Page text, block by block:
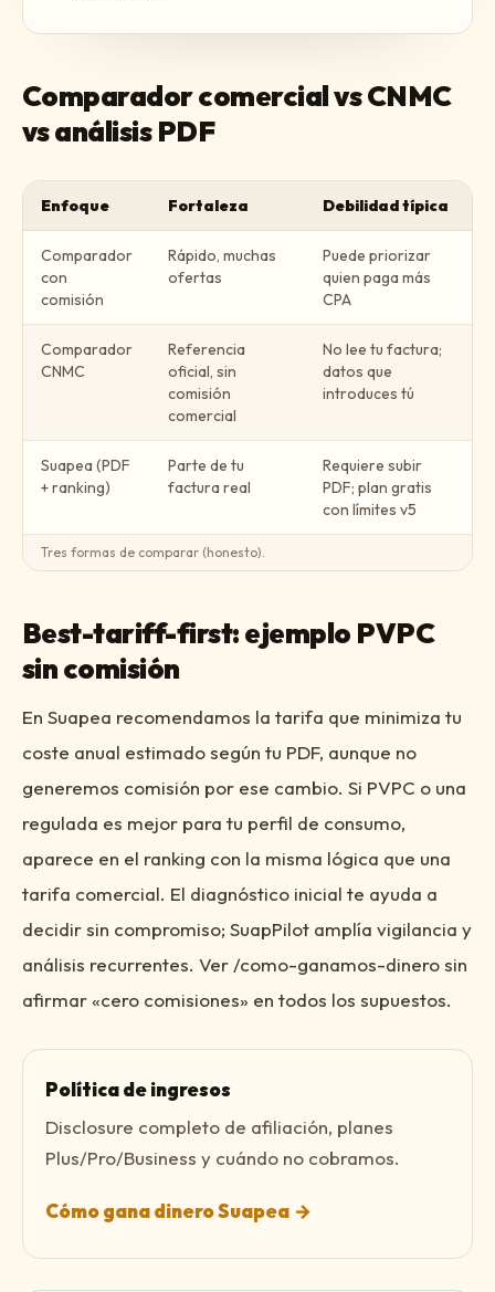
Comparador comercial vs CNMC
vs análisis PDF
Enfoque Fortaleza Debilidad típica
Comparador
con
comisión
Rápido, muchas
ofertas
Puede priorizar
quien paga más
CPA
Comparador
CNMC
Referencia
oficial, sin
comisión
comercial
No lee tu factura;
datos que
introduces tú
Suapea (PDF
+ ranking)
Parte de tu
factura real
Requiere subir
PDF; plan gratis
con límites v5
Tres formas de comparar (honesto).
Best-tariff-first: ejemplo PVPC
sin comisión
En Suapea recomendamos la tarifa que minimiza tu
coste anual estimado según tu PDF, aunque no
generemos comisión por ese cambio. Si PVPC o una
regulada es mejor para tu perfil de consumo,
aparece en el ranking con la misma lógica que una
tarifa comercial. El diagnóstico inicial te ayuda a
decidir sin compromiso; SuapPilot amplía vigilancia y
análisis recurrentes. Ver /como-ganamos-dinero sin
afirmar «cero comisiones» en todos los supuestos.
Política de ingresos
Disclosure completo de afiliación, planes
Plus/Pro/Business y cuándo no cobramos.
Cómo gana dinero Suapea →